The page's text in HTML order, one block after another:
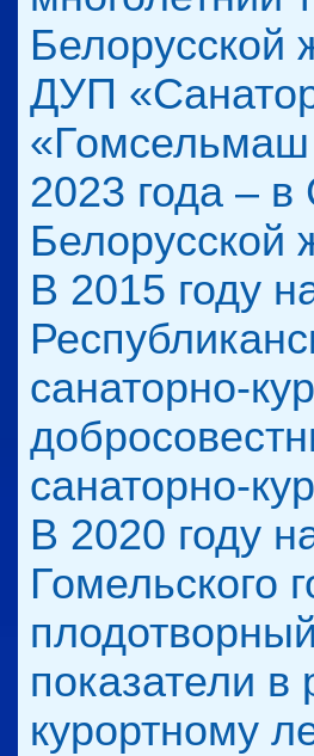
Белорусской
ДУП
2023 года –
Белорусской
В 2015 году
санаторно-
санаторно-
В 2020 году
Гомельского
показатели
курортному